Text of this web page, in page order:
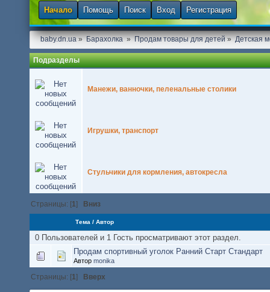
Начало Помощь Поиск Вход Регистрация
baby.dn.ua» Барахолка » Продам товары для детей» Детская
Подразделы
Манежи, ванночки, пеленальные столики
Игрушки, транспорт
Стульчики для кормления, автокресла
Страницы: [1] Вниз
Тема / Автор
0 Пользователей и 1 Гость просматривают этот раздел.
Продам спортивный уголок Ранний Старт Стандарт
Автор monika
Страницы: [1] Вверх